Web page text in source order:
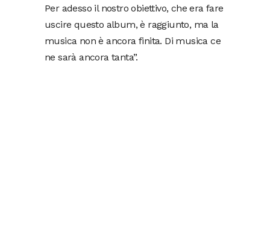
Per adesso il nostro obiettivo, che era fare
uscire questo album, è raggiunto, ma la
musica non è ancora finita. Di musica ce
ne sarà ancora tanta”.